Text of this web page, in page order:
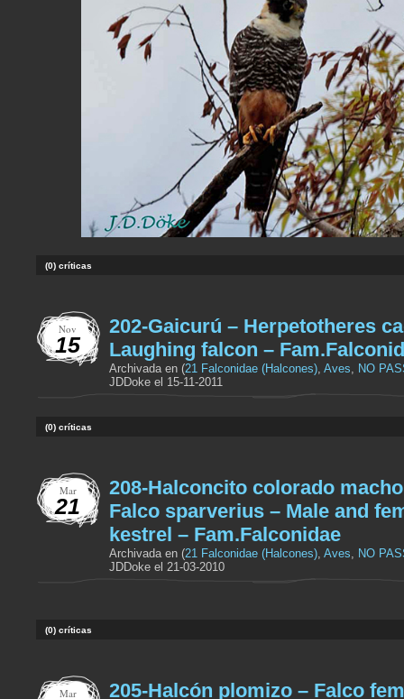
(0) críticas
Nov
15
202-Gaicurú – Herpetotheres
Laughing falcon –
Archivada en (21 Falconidae (Halcones), Aves, NO
JDDoke el 15-11-2011
(0) críticas
Mar
21
208-Halconcito colorado
Falco sparverius – Male and
kestrel – Fam.Falconidae
Archivada en (21 Falconidae (Halcones), Aves, NO
JDDoke el 21-03-2010
(0) críticas
Mar
205-Halcón plomizo – Falco